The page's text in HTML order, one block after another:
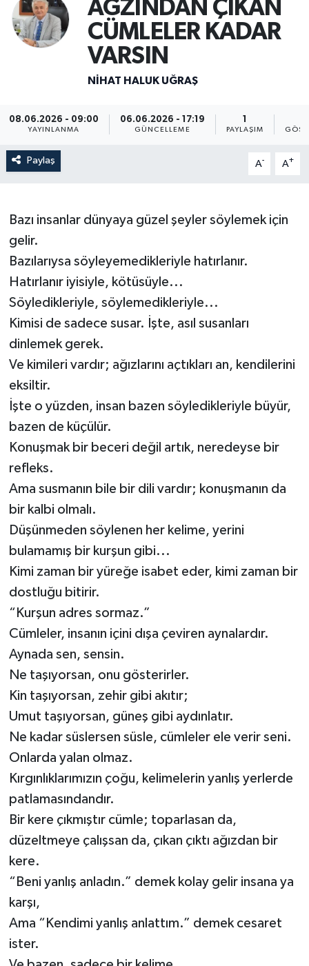
AĞZINDAN ÇIKAN
CÜMLELER KADAR
VARSIN
NIHAT HALUK UĞRAŞ
08.06.2026 - 09:00
YAYINLANMA
06.06.2026 - 17:19
GÜNCELLEME PAYLAŞIM
Paylaş A- A+
Bazı insanlar dünyaya güzel şeyler söylemek için
gelir.
Bazılarıysa söyleyemedikleriyle hatırlanır.
Hatırlanır iyisiyle, kötüsüyle...
Söyledikleriyle, söylemedikleriyle...
Kimisi de sadece susar. İşte, asıl susanları
dinlemek gerek.
Ve kimileri vardır; ağızlarını açtıkları an, kendilerini
eksiltir.
İşte o yüzden, insan bazen söyledikleriyle büyür,
bazen de küçülür.
Konuşmak bir beceri değil artık, neredeyse bir
refleks.
Ama susmanın bile bir dili vardır; konuşmanın da
bir kalbi olmalı.
Düşünmeden söylenen her kelime, yerini
bulamamış bir kurşun gibi...
Kimi zaman bir yüreğe isabet eder, kimi zaman bir
dostluğu bitirir.
“Kurşun adres sormaz.”
Cümleler, insanın içini dışa çeviren aynalardır.
Aynada sen, sensin.
Ne taşıyorsan, onu gösterirler.
Kin taşıyorsan, zehir gibi akıtır;
Umut taşıyorsan, güneş gibi aydınlatır.
Ne kadar süslersen süsle, cümleler ele verir seni.
Onlarda yalan olmaz.
Kırgınlıklarımızın çoğu, kelimelerin yanlış yerlerde
patlamasındandır.
Bir kere çıkmıştır cümle; toparlasan da,
düzeltmeye çalışsan da, çıkan çıktı ağızdan bir
kere.
“Beni yanlış anladın.” demek kolay gelir insana ya
karşı,
Ama “Kendimi yanlış anlattım.” demek cesaret
ister.